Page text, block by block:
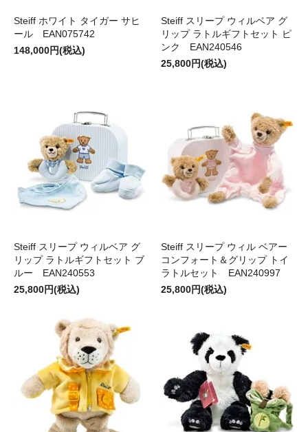
Steiff ホワイト タイガー サヒ
ール EAN075742
148,000円(税込)
Steiff スリープ ウィルベア グ
リップ ラトルギフトセット ピ
ンク EAN240546
25,800円(税込)
Steiff スリープ ウィルベア グ
リップ ラトルギフトセット ブ
ルー EAN240553
25,800円(税込)
Steiff スリープ ウィル ベアー
コンフォート＆グリップ トイ
ラトルセット EAN240997
25,800円(税込)